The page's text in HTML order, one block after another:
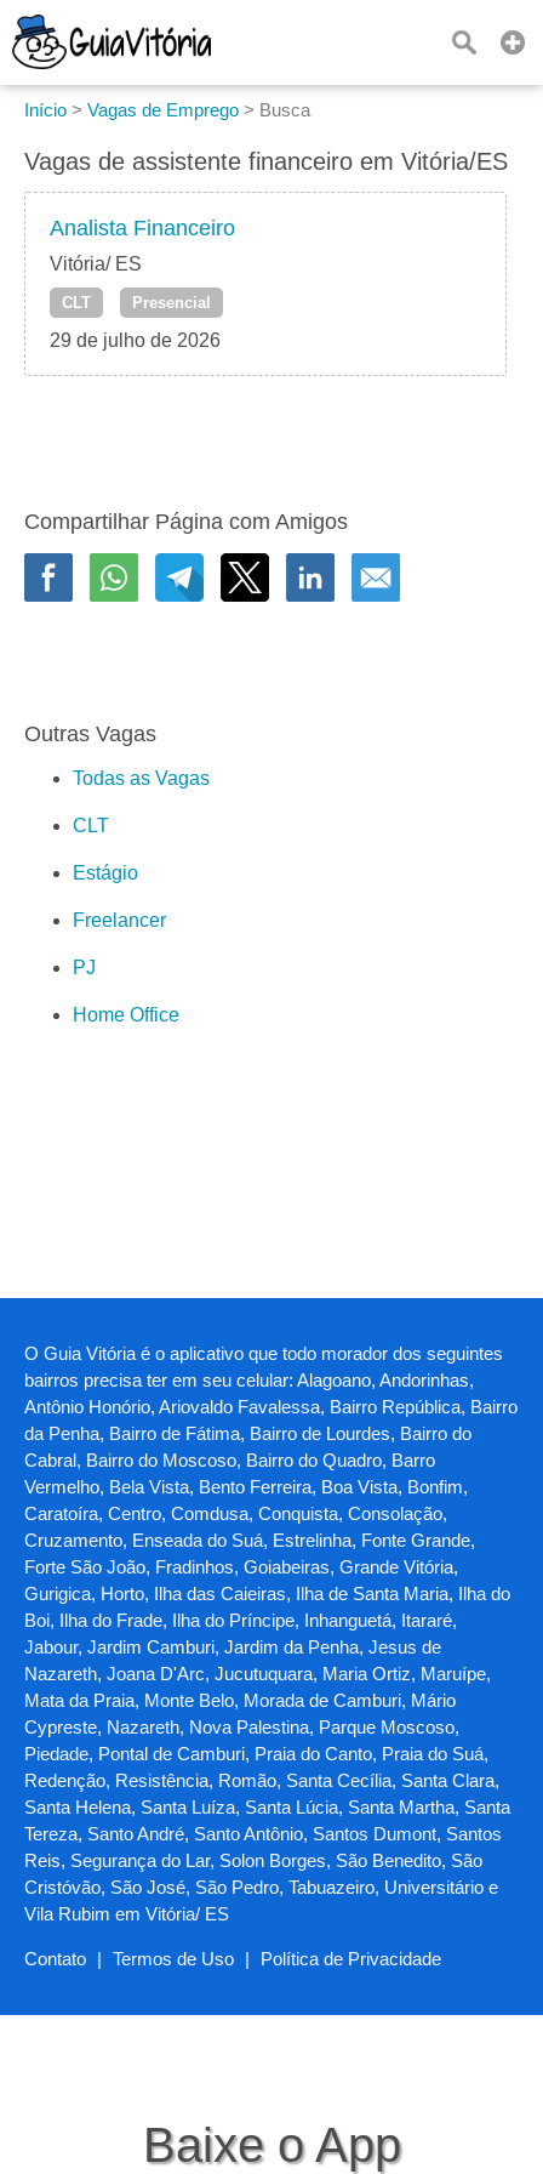
Início > Vagas de Emprego > Busca
Vagas de assistente financeiro em Vitória/ES
Analista Financeiro
Vitória/ ES
CLT Presencial
29 de julho de 2026
Compartilhar Página com Amigos
Outras Vagas
Todas as Vagas
CLT
Estágio
Freelancer
PJ
Home Office
O Guia Vitória é o aplicativo que todo morador dos seguintes
bairros precisa ter em seu celular: Alagoano, Andorinhas,
Antônio Honório, Ariovaldo Favalessa, Bairro República, Bairro
da Penha, Bairro de Fátima, Bairro de Lourdes, Bairro do
Cabral, Bairro do Moscoso, Bairro do Quadro, Barro
Vermelho, Bela Vista, Bento Ferreira, Boa Vista, Bonfim,
Caratoíra, Centro, Comdusa, Conquista, Consolação,
Cruzamento, Enseada do Suá, Estrelinha, Fonte Grande,
Forte São João, Fradinhos, Goiabeiras, Grande Vitória,
Gurigica, Horto, Ilha das Caieiras, Ilha de Santa Maria, Ilha do
Boi, Ilha do Frade, Ilha do Príncipe, Inhanguetá, Itararé,
Jabour, Jardim Camburi, Jardim da Penha, Jesus de
Nazareth, Joana D'Arc, Jucutuquara, Maria Ortiz, Maruípe,
Mata da Praia, Monte Belo, Morada de Camburi, Mário
Cypreste, Nazareth, Nova Palestina, Parque Moscoso,
Piedade, Pontal de Camburi, Praia do Canto, Praia do Suá,
Redenção, Resistência, Romão, Santa Cecília, Santa Clara,
Santa Helena, Santa Luíza, Santa Lúcia, Santa Martha, Santa
Tereza, Santo André, Santo Antônio, Santos Dumont, Santos
Reis, Segurança do Lar, Solon Borges, São Benedito, São
Cristóvão, São José, São Pedro, Tabuazeiro, Universitário e
Vila Rubim em Vitória/ ES
Contato | Termos de Uso | Política de Privacidade
Baixe o App